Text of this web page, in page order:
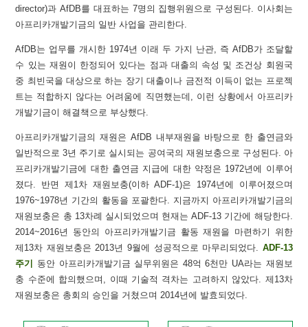
director)과 AfDB를 대표하는 7명의 집행위원으로 구성된다. 이사회는
아프리카개발기금의 일반 사업을 관리한다.
AfDB는 업무를 개시한 1974년 이래 두 가지 난관, 즉 AfDB가 조달할
수 있는 재원이 한정되어 있다는 점과 대출의 속성 및 조건상 회원국
중 최빈국을 대상으로 하는 장기 대출이나 금전적 이득이 없는 프로젝
트는 적합하지 않다는 어려움에 직면했는데, 이런 상황에서 아프리카
개발기금이 해결책으로 부상했다.
아프리카개발기금의 재원은 AfDB 내부재원을 바탕으로 한 출연금와
일반적으로 3년 주기로 실시되는 공여국의 재원보충으로 구성된다. 아
프리카개발기금에 대한 출연금 지급에 대한 약정은 1972년에 이루어
졌다. 반면 제1차 재원보충(이하 ADF-1)은 1974년에 이루어졌으며
1976~1978년 기간의 활동을 포괄한다. 지금까지 아프리카개발기금의
재원보충은 총 13차례 실시되었으며 현재는 ADF-13 기간에 해당한다.
2014~2016년 동안의 아프리카개발기금 활동 재원을 마련하기 위한
제13차 재원보충은 2013년 9월에 성공적으로 마무리되었다. ADF-13
주기
동안 아프리카개발기금 실무위원은 48억 6천만 UA라는 재원보
충 수준에 합의했으며, 이때 기술적 격차는 고려하지 않았다. 제13차
재원보충은 총회의 승인을 거쳤으며 2014년에 발효되었다.